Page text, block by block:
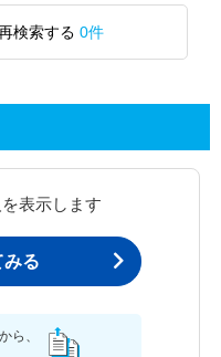
検索する 0件
表示します
みる
ら、